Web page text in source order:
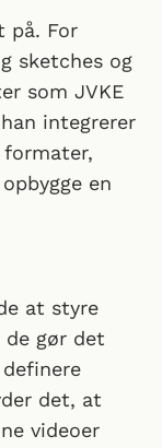
på. For
sketches og
som JVKE
integrerer
en
at styre
de gør det
det, at
videoer